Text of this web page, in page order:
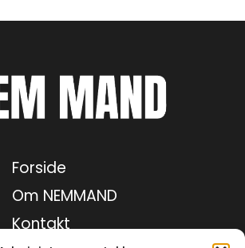
Forside
Om NEMMAND
Kontakt